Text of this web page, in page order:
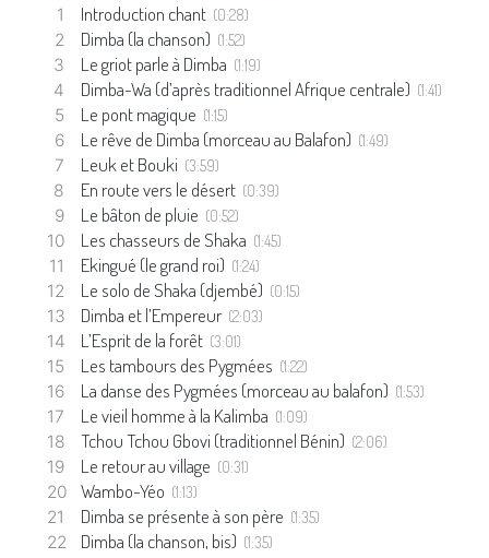
Introduction chant (0:28)
Dimba (la chanson) (1:52)
Le griot parle à Dimba (1:19)
Dimba-Wa (d’après traditionnel Afrique centrale) (1:41)
Le pont magique (1:15)
Le rêve de Dimba (morceau au Balafon) (1:49)
Leuk et Bouki (3:59)
En route vers le désert (0:39)
Le bâton de pluie (0:52)
Les chasseurs de Shaka (1:45)
Ekingué (le grand roi) (1:24)
Le solo de Shaka (djembé) (0:15)
Dimba et l’Empereur (2:03)
L’Esprit de la forêt (3:01)
Les tambours des Pygmées (1:22)
La danse des Pygmées (morceau au balafon) (1:53)
Le vieil homme à la Kalimba (1:09)
Tchou Tchou Gbovi (traditionnel Bénin) (2:06)
Le retour au village (0:31)
Wambo-Yéo (1:13)
Dimba se présente à son père (1:35)
Dimba (la chanson, bis) (1:35)